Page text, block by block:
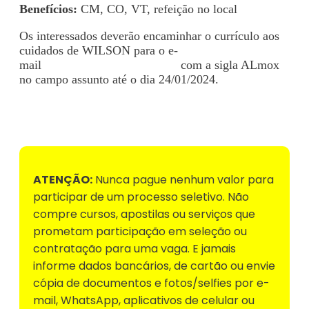
Benefícios: CM, CO, VT, refeição no local
Os interessados deverão encaminhar o currículo aos
cuidados de WILSON para o e-
mail
com a sigla ALmox
no campo assunto até o dia 24/01/2024.
ATENÇÃO: Nunca pague nenhum valor para
participar de um processo seletivo. Não
compre cursos, apostilas ou serviços que
prometam participação em seleção ou
contratação para uma vaga. E jamais
informe dados bancários, de cartão ou envie
cópia de documentos e fotos/selfies por e-
mail, WhatsApp, aplicativos de celular ou